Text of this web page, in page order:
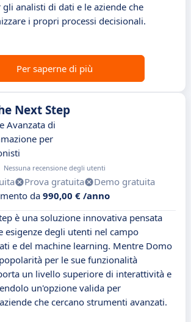
analisti di dati e le aziende che
i propri processi decisionali.
Per saperne di più
Next Step
Avanzata di
per
Nessuna recensione degli utenti
Prova gratuita
Demo gratuita
da 990,00 € /anno
è una soluzione innovativa pensata
esigenze degli utenti nel campo
e del machine learning. Mentre Domo
per le sue funzionalità
un livello superiore di interattività e
un'opzione valida per
che cercano strumenti avanzati.